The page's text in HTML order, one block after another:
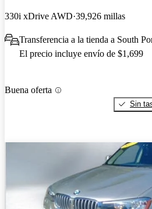
330i xDrive AWD 39,926 millas
Transferencia a la tienda a South
El precio incluye envío de $1,699
Buena oferta
Sin